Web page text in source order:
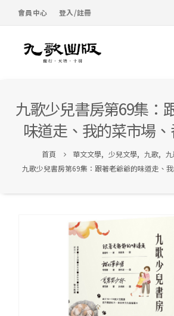
會員中心 登入/註冊
九歌少兒書房第69集：
味道走、我的菜市場
首頁 華文文學, 少兒文學, 九歌,
九歌少兒書房第69集：跟著老爺爺的味道走、